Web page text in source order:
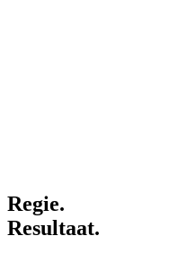
Regie.
Resultaat.